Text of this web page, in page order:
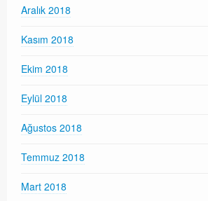
Aralık 2018
Kasım 2018
Ekim 2018
Eylül 2018
Ağustos 2018
Temmuz 2018
Mart 2018